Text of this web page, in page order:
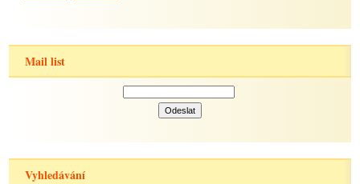
Mail list
Vyhledávání